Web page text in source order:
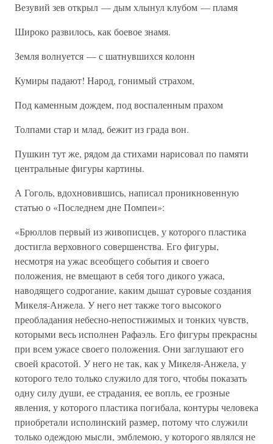
Везувий зев открыл — дым хлынул клубом — пламя
Широко развилось, как боевое знамя.
Земля волнуется — с шатнувшихся колонн
Кумиры падают! Народ, гонимый страхом,
Под каменным дождем, под воспаленным прахом
Толпами стар и млад, бежит из града вон.
Пушкин тут же, рядом да стихами нарисовал по памяти
центральные фигуры картины.
А Гоголь, вдохновившись, написал проникновенную
статью о «Последнем дне Помпеи»:
«Брюллов первый из живописцев, у которого пластика
достигла верховного совершенства. Его фигуры,
несмотря на ужас всеобщего события и своего
положения, не вмещают в себя того дикого ужаса,
наводящего содрогание, каким дышат суровые создания
Микеля-Анжела. У него нет также того высокого
преобладания небесно-непостижимых и тонких чувств,
которыми весь исполнен Рафаэль. Его фигуры прекрасны
при всем ужасе своего положения. Они заглушают его
своей красотой. У него не так, как у Микеля-Анжела, у
которого тело только служило для того, чтобы показать
одну силу души, ее страдания, ее вопль, ее грозные
явления, у которого пластика погибала, контуры человека
приобретали исполинский размер, потому что служили
только одеждою мысли, эмблемою, у которого являлся не